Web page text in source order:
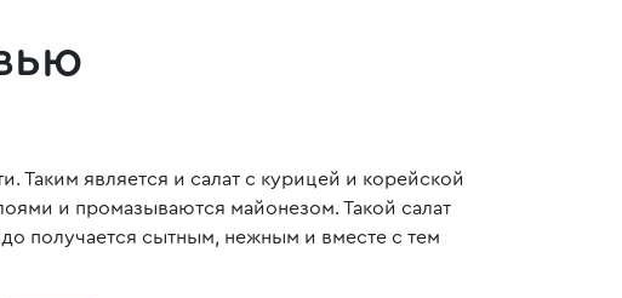
Таким является и салат с курицей и корейской
и промазываются майонезом. Такой салат
получается сытным, нежным и вместе с тем